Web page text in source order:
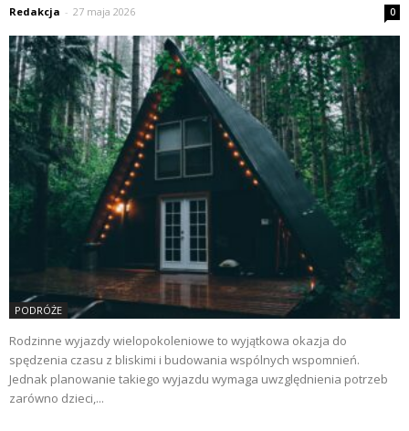
Redakcja - 27 maja 2026 0
PODRÓŻE
Rodzinne wyjazdy wielopokoleniowe to wyjątkowa okazja do
spędzenia czasu z bliskimi i budowania wspólnych wspomnień.
Jednak planowanie takiego wyjazdu wymaga uwzględnienia potrzeb
zarówno dzieci,...